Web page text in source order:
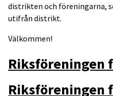
distrikten och föreningarna,
utifrån distrikt.
Välkommen!
Riksföreningen
Riksföreningen